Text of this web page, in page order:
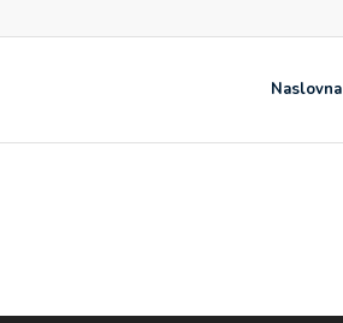
Naslovna